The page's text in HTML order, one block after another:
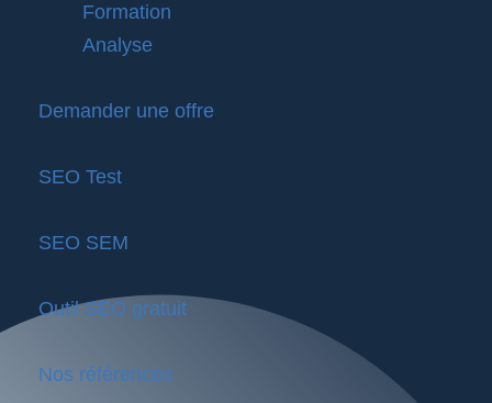
Formation
Analyse
Demander une offre
SEO Test
SEO SEM
Outil SEO gratuit
Nos références